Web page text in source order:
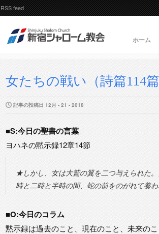
RSS feed
ホーム
女たちの戦い（詩篇114篇
記事の投稿日 12月 - 21 - 2018
■S:今日の聖書の言葉
ヨハネの黙示録12章14節
★しかし、女は大鷲の翼を二つ与えられた
時と二時と半時の間、蛇の前をのがれて養わ
■O:今日のコラム
黙示録は過去のこと、現在のこと、未来の